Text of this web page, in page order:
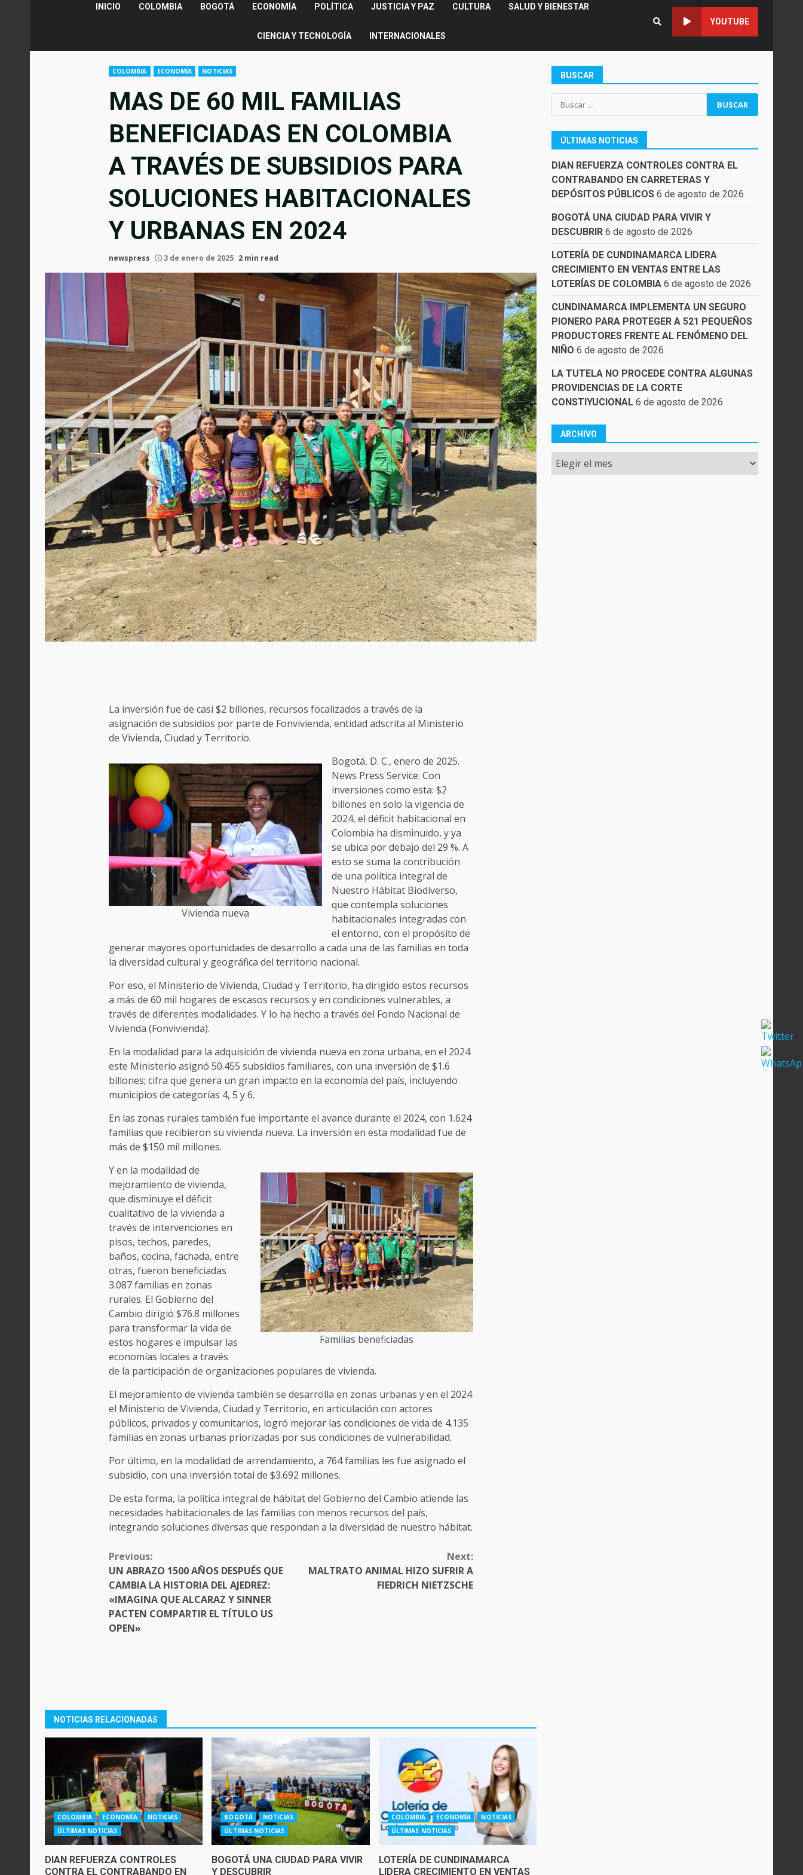
INICIO COLOMBIA BOGOTÁ ECONOMÍA POLÍTICA JUSTICIA Y PAZ CULTURA SALUD Y BIENESTAR
CIENCIA Y TECNOLOGÍA INTERNACIONALES
YOUTUBE
COLOMBIA ECONOMÍA NOTICIAS
MAS DE 60 MIL FAMILIAS
BENEFICIADAS EN COLOMBIA
A TRAVÉS DE SUBSIDIOS PARA
SOLUCIONES HABITACIONALES
Y URBANAS EN 2024
newspress 3 de enero de 2025 2 min read
La inversión fue de casi $2 billones, recursos focalizados a través de la
asignación de subsidios por parte de Fonvivienda, entidad adscrita al Ministerio
de Vivienda, Ciudad y Territorio.
Vivienda nueva
Bogotá, D. C., enero de 2025.
News Press Service. Con
inversiones como esta: $2
billones en solo la vigencia de
2024, el déficit habitacional en
Colombia ha disminuido, y ya
se ubica por debajo del 29 %. A
esto se suma la contribución
de una política integral de
Nuestro Hábitat Biodiverso,
que contempla soluciones
habitacionales integradas con
el entorno, con el propósito de
generar mayores oportunidades de desarrollo a cada una de las familias en toda
la diversidad cultural y geográfica del territorio nacional.
Por eso, el Ministerio de Vivienda, Ciudad y Territorio, ha dirigido estos recursos
a más de 60 mil hogares de escasos recursos y en condiciones vulnerables, a
través de diferentes modalidades. Y lo ha hecho a través del Fondo Nacional de
Vivienda (Fonvivienda).
En la modalidad para la adquisición de vivienda nueva en zona urbana, en el 2024
este Ministerio asignó 50.455 subsidios familiares, con una inversión de $1.6
billones; cifra que genera un gran impacto en la economía del país, incluyendo
municipios de categorías 4, 5 y 6.
En las zonas rurales también fue importante el avance durante el 2024, con 1.624
familias que recibieron su vivienda nueva. La inversión en esta modalidad fue de
más de $150 mil millones.
Familias beneficiadas
Y en la modalidad de
mejoramiento de vivienda,
que disminuye el déficit
cualitativo de la vivienda a
través de intervenciones en
pisos, techos, paredes,
baños, cocina, fachada, entre
otras, fueron beneficiadas
3.087 familias en zonas
rurales. El Gobierno del
Cambio dirigió $76.8 millones
para transformar la vida de
estos hogares e impulsar las
economías locales a través
de la participación de organizaciones populares de vivienda.
El mejoramiento de vivienda también se desarrolla en zonas urbanas y en el 2024
el Ministerio de Vivienda, Ciudad y Territorio, en articulación con actores
públicos, privados y comunitarios, logró mejorar las condiciones de vida de 4.135
familias en zonas urbanas priorizadas por sus condiciones de vulnerabilidad.
Por último, en la modalidad de arrendamiento, a 764 familias les fue asignado el
subsidio, con una inversión total de $3.692 millones.
De esta forma, la política integral de hábitat del Gobierno del Cambio atiende las
necesidades habitacionales de las familias con menos recursos del país,
integrando soluciones diversas que respondan a la diversidad de nuestro hábitat.
CONTINUE
READING
Previous:
UN ABRAZO 1500 AÑOS DESPUÉS QUE
CAMBIA LA HISTORIA DEL AJEDREZ:
«IMAGINA QUE ALCARAZ Y SINNER
PACTEN COMPARTIR EL TÍTULO US
OPEN»
Next:
MALTRATO ANIMAL HIZO SUFRIR A
FIEDRICH NIETZSCHE
NOTICIAS RELACIONADAS
COLOMBIA ECONOMÍA
NOTICIAS
ÚLTIMAS NOTICIAS
DIAN REFUERZA CONTROLES
CONTRA EL CONTRABANDO EN
BOGOTÁ
NOTICIAS
ÚLTIMAS NOTICIAS
BOGOTÁ UNA CIUDAD PARA VIVIR
Y DESCUBRIR
COLOMBIA ECONOMÍA
NOTICIAS
ÚLTIMAS NOTICIAS
LOTERÍA DE CUNDINAMARCA
LIDERA CRECIMIENTO EN VENTAS
BUSCAR
Buscar:
ÚLTIMAS NOTICIAS
DIAN REFUERZA CONTROLES CONTRA EL
CONTRABANDO EN CARRETERAS Y
DEPÓSITOS PÚBLICOS 6 de agosto de 2026
BOGOTÁ UNA CIUDAD PARA VIVIR Y
DESCUBRIR 6 de agosto de 2026
LOTERÍA DE CUNDINAMARCA LIDERA
CRECIMIENTO EN VENTAS ENTRE LAS
LOTERÍAS DE COLOMBIA 6 de agosto de 2026
CUNDINAMARCA IMPLEMENTA UN SEGURO
PIONERO PARA PROTEGER A 521 PEQUEÑOS
PRODUCTORES FRENTE AL FENÓMENO DEL
NIÑO 6 de agosto de 2026
LA TUTELA NO PROCEDE CONTRA ALGUNAS
PROVIDENCIAS DE LA CORTE
CONSTIYUCIONAL 6 de agosto de 2026
ARCHIVO
Archivo